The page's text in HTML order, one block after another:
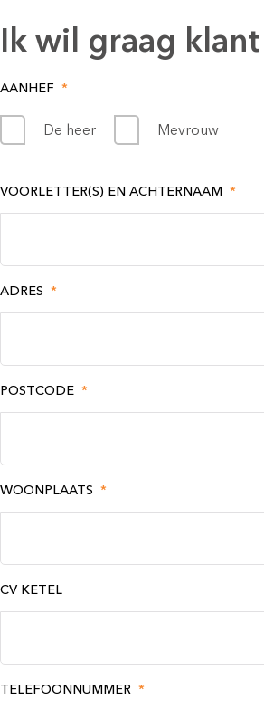
Ik wil graag
AANHEF *
De heer Mevrouw
VOORLETTER(S) EN ACHTERNAAM *
ADRES *
POSTCODE *
WOONPLAATS *
CV KETEL
TELEFOONNUMMER *